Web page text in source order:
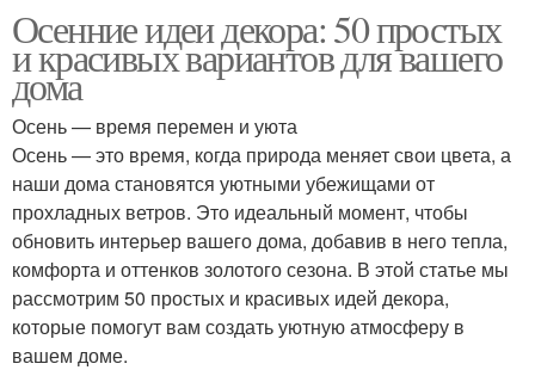
Осенние идеи декора: 50 простых
и красивых вариантов для вашего
дома
Осень — время перемен и уюта
Осень — это время, когда природа меняет свои цвета, а
наши дома становятся уютными убежищами от
прохладных ветров. Это идеальный момент, чтобы
обновить интерьер вашего дома, добавив в него тепла,
комфорта и оттенков золотого сезона. В этой статье мы
рассмотрим 50 простых и красивых идей декора,
которые помогут вам создать уютную атмосферу в
вашем доме.